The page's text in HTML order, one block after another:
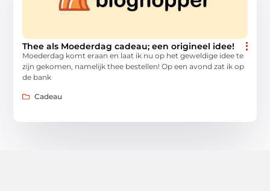
Thee als Moederdag cadeau; een origineel idee!
Moederdag komt eraan en laat ik nu op het geweldige idee te
zijn gekomen, namelijk thee bestellen! Op een avond zat ik op
de bank
Cadeau